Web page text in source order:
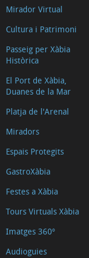
Mirador Virtual
Cultura i Patrimoni
Passeig per Xàbia
Històrica
El Port de Xàbia,
Duanes de la Mar
Platja de l'Arenal
Miradors
Espais Protegits
GastroXàbia
Festes a Xàbia
Tours Virtuals Xàbia
Imatges 360º
Audioguies